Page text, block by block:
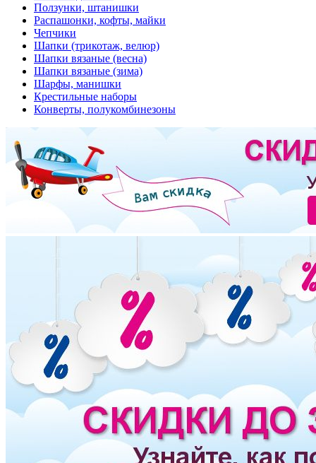
Ползунки, штанишки
Распашонки, кофты, майки
Чепчики
Шапки (трикотаж, велюр)
Шапки вязаные (весна)
Шапки вязаные (зима)
Шарфы, манишки
Крестильные наборы
Конверты, полукомбинезоны